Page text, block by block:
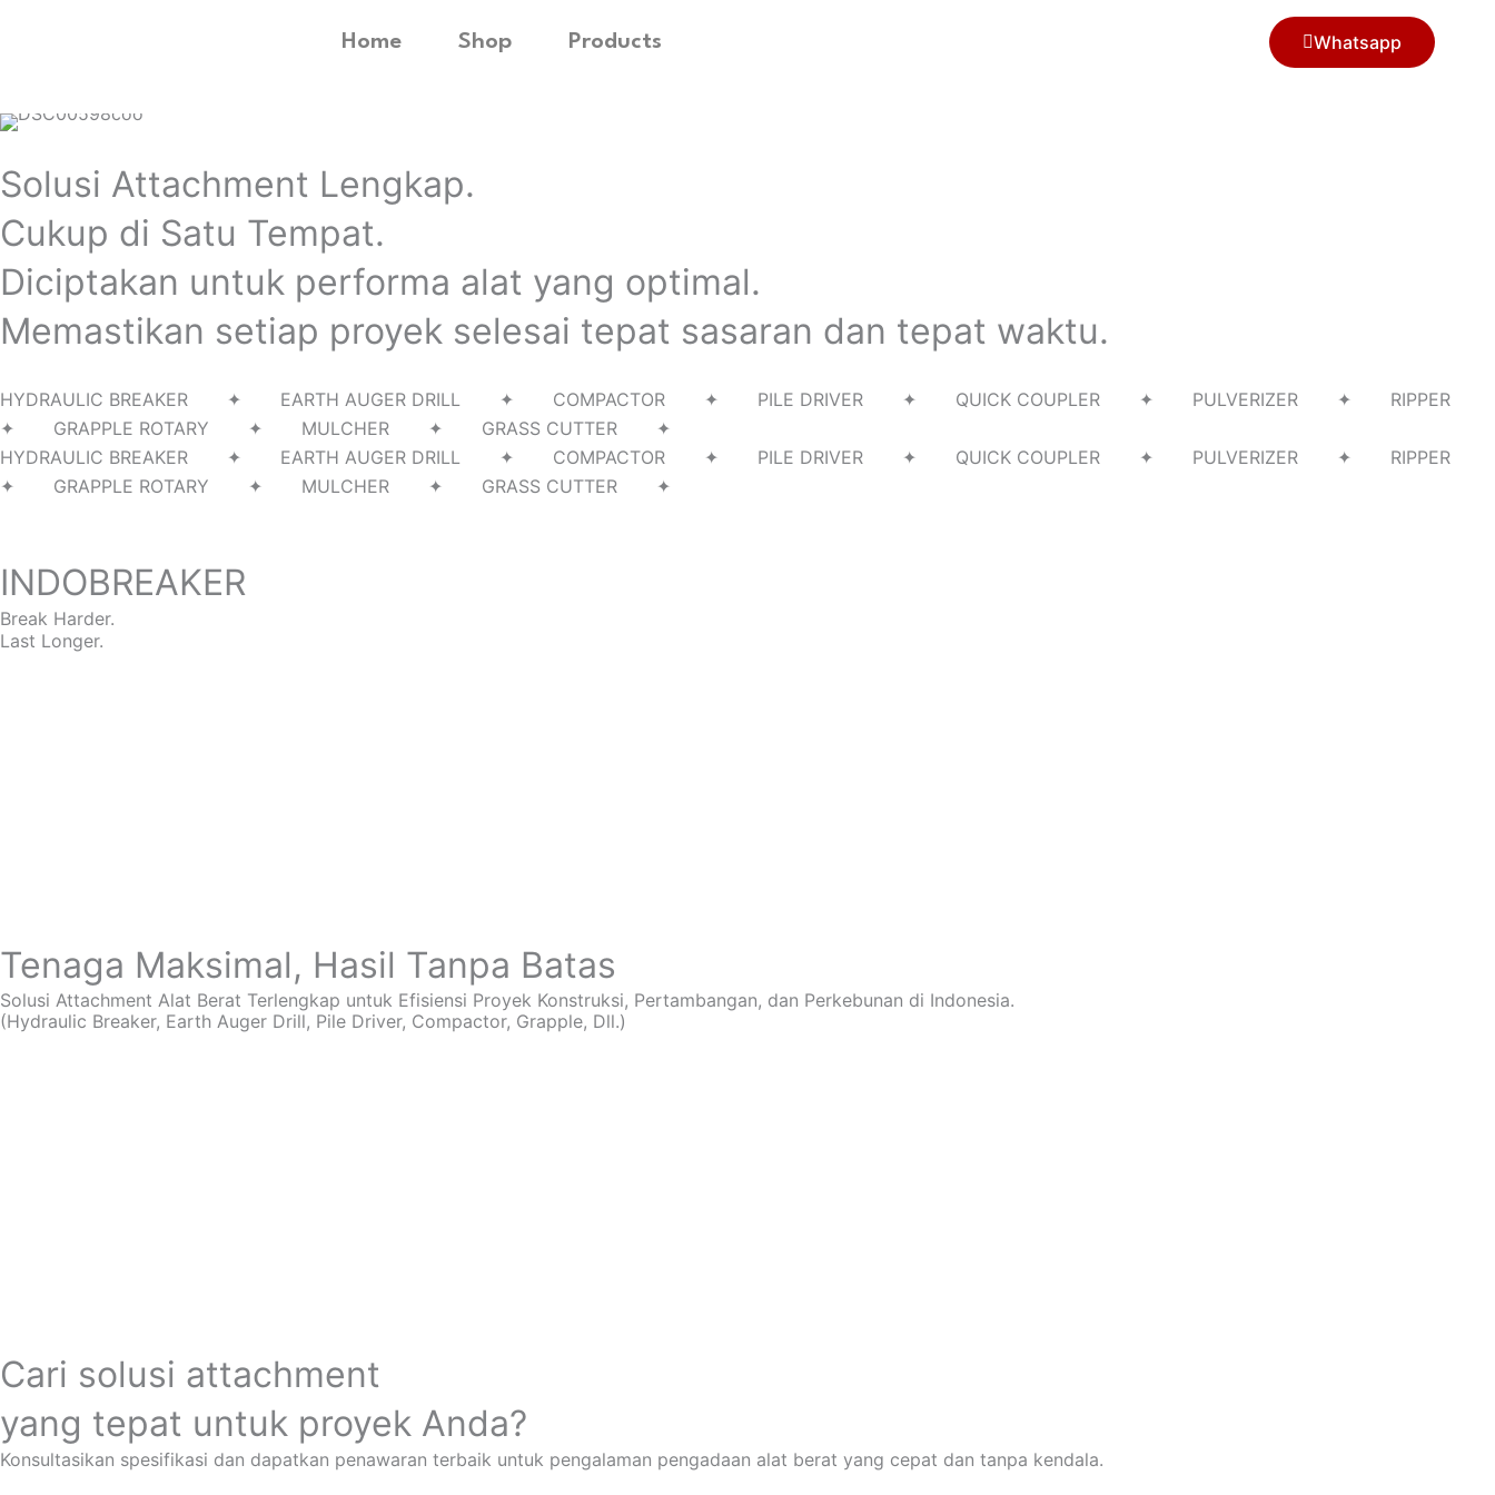
Home Shop Products Whatsapp
Solusi Attachment Lengkap.
Cukup di Satu Tempat.
Diciptakan untuk performa alat yang optimal.
Memastikan setiap proyek selesai tepat sasaran dan tepat waktu.
HYDRAULIC BREAKER ✦ EARTH AUGER DRILL ✦ COMPACTOR ✦ PILE DRIVER ✦ QUICK COUPLER ✦ PULVERIZER ✦ RIPPER
✦ GRAPPLE ROTARY ✦ MULCHER ✦ GRASS CUTTER ✦
HYDRAULIC BREAKER ✦ EARTH AUGER DRILL ✦ COMPACTOR ✦ PILE DRIVER ✦ QUICK COUPLER ✦ PULVERIZER ✦ RIPPER
✦ GRAPPLE ROTARY ✦ MULCHER ✦ GRASS CUTTER ✦
INDOBREAKER
Break Harder.
Last Longer.
Tenaga Maksimal, Hasil Tanpa Batas
Solusi Attachment Alat Berat Terlengkap untuk Efisiensi Proyek Konstruksi, Pertambangan, dan Perkebunan di Indonesia.
(Hydraulic Breaker, Earth Auger Drill, Pile Driver, Compactor, Grapple, Dll.)
Cari solusi attachment
yang tepat untuk proyek Anda?
Konsultasikan spesifikasi dan dapatkan penawaran terbaik untuk pengalaman pengadaan alat berat yang cepat dan tanpa kendala.